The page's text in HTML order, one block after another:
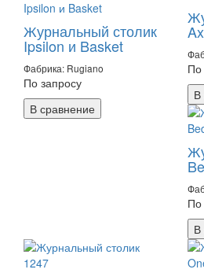
Журнальный столик
Ipsilon и Basket
Фабрика: Rugiano
По запросу
В сравнение
По
В
По
В